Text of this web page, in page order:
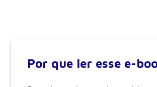
Por que ler esse e-